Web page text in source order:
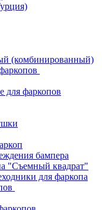
(комбинированный)
для фаркопов
бампера
"Съемный квадрат"
для фаркопа